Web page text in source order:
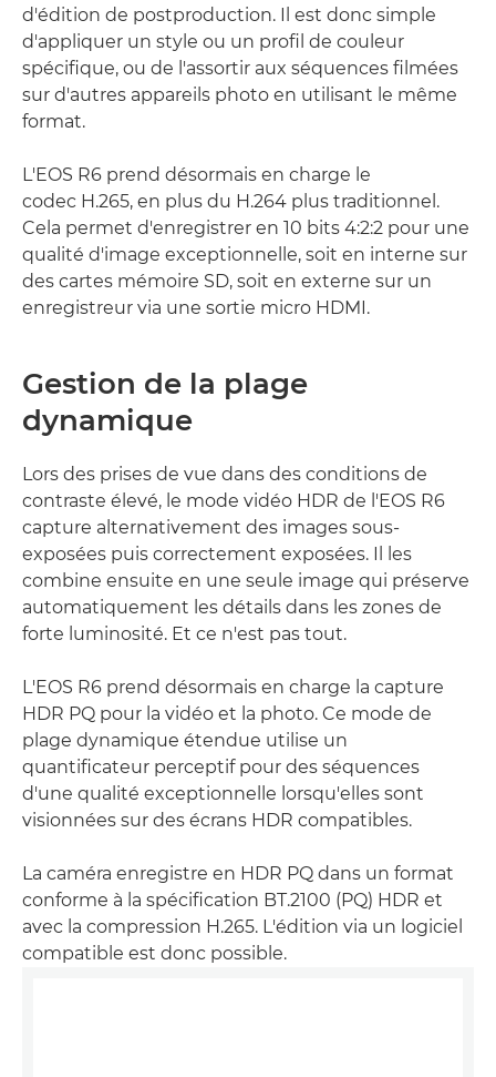
d'édition de postproduction. Il est donc simple
d'appliquer un style ou un profil de couleur
spécifique, ou de l'assortir aux séquences filmées
sur d'autres appareils photo en utilisant le même
format.
L'EOS R6 prend désormais en charge le
codec H.265, en plus du H.264 plus traditionnel.
Cela permet d'enregistrer en 10 bits 4:2:2 pour une
qualité d'image exceptionnelle, soit en interne sur
des cartes mémoire SD, soit en externe sur un
enregistreur via une sortie micro HDMI.
Gestion de la plage
dynamique
Lors des prises de vue dans des conditions de
contraste élevé, le mode vidéo HDR de l'EOS R6
capture alternativement des images sous-
exposées puis correctement exposées. Il les
combine ensuite en une seule image qui préserve
automatiquement les détails dans les zones de
forte luminosité. Et ce n'est pas tout.
L'EOS R6 prend désormais en charge la capture
HDR PQ pour la vidéo et la photo. Ce mode de
plage dynamique étendue utilise un
quantificateur perceptif pour des séquences
d'une qualité exceptionnelle lorsqu'elles sont
visionnées sur des écrans HDR compatibles.
La caméra enregistre en HDR PQ dans un format
conforme à la spécification BT.2100 (PQ) HDR et
avec la compression H.265. L'édition via un logiciel
compatible est donc possible.